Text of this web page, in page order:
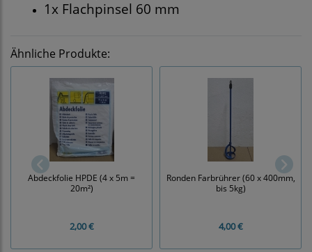
1x Flachpinsel 60 mm
Ähnliche Produkte:
Abdeckfolie HPDE (4 x 5m =
20m²)
2,00 €
Ronden Farbrührer (60 x 400mm,
bis 5kg)
4,00 €